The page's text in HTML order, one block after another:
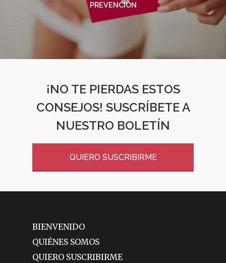
PREVENCIÓN
¡NO TE PIERDAS ESTOS
CONSEJOS! SUSCRÍBETE A
NUESTRO BOLETÍN
QUIERO SUSCRIBIRME
BIENVENIDO
QUIÉNES SOMOS
QUIERO SUSCRIBIRME